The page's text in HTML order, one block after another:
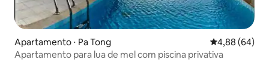
Apartamento ⋅ Pa Tong 4,88 de uma
4,88 (64)
Apartamento para lua de mel com piscina privativa